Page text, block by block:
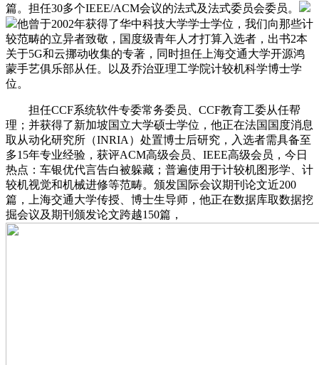
篇。担任30多个IEEE/ACM会议的法式及法式委员会委员。
他曾于2002年获得了华中科技大学学士学位，我们向那些计
较范畴的立异者致敬，国度级青年人才打算入选者，出书2本
关于5G和云挪动收集的专著，同时担任上海交通大学开源鸿
蒙手艺俱乐部从任。以及乔治亚理工学院计较机科学博士学
位。
担任CCF系统软件专委常务委员、CCF教育工委从任帮
理；并获得了新加坡国立大学硕士学位，他正在法国国度消息
取从动化研究所（INRIA）处置博士后研究，入选者需具备至
多15年专业经验，获评ACM高级会员、IEEE高级会员，今日
热点：车银优代言告白被躲藏；普遍使用于计较机图形学、计
较机视觉和机械进修等范畴。颁发国际会议期刊论文近200
篇，上海交通大学传授、博士生导师，他正在数据库取数据挖
掘会议及期刊颁发论文跨越150篇，